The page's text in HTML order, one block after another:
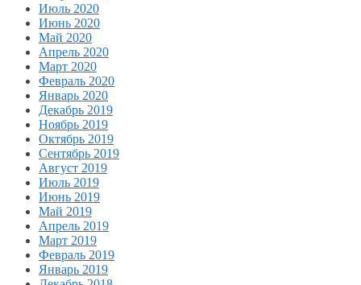
Июль 2020
Июнь 2020
Май 2020
Апрель 2020
Март 2020
Февраль 2020
Январь 2020
Декабрь 2019
Ноябрь 2019
Октябрь 2019
Сентябрь 2019
Август 2019
Июль 2019
Июнь 2019
Май 2019
Апрель 2019
Март 2019
Февраль 2019
Январь 2019